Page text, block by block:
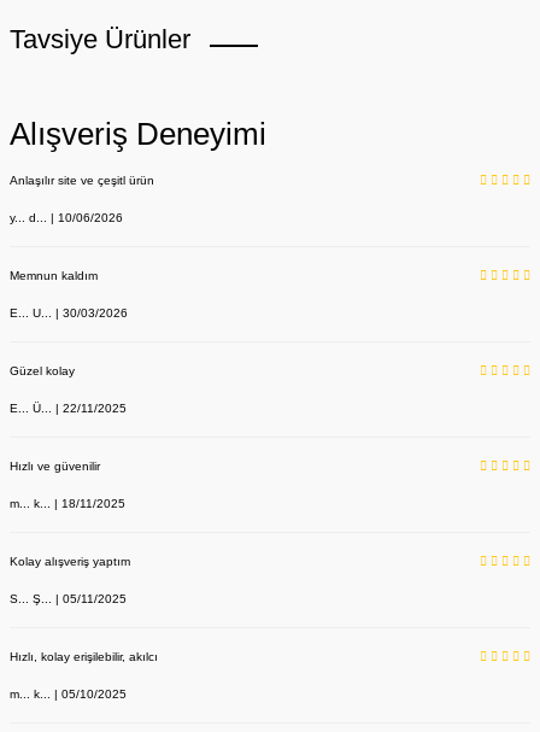
Tavsiye Ürünler
Alışveriş Deneyimi
Anlaşılır site ve çeşitl ürün
y... d... | 10/06/2026
Memnun kaldım
E... U... | 30/03/2026
Güzel kolay
E... Ü... | 22/11/2025
Hızlı ve güvenilir
m... k... | 18/11/2025
Kolay alışveriş yaptım
S... Ş... | 05/11/2025
Hızlı, kolay erişilebilir, akılcı
m... k... | 05/10/2025